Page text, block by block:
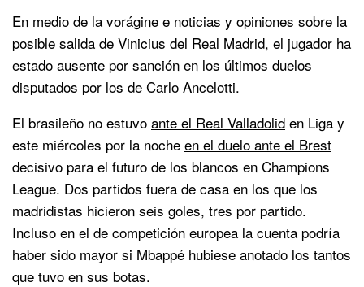
En medio de la vorágine e noticias y opiniones sobre la
posible salida de Vinicius del Real Madrid, el jugador ha
estado ausente por sanción en los últimos duelos
disputados por los de Carlo Ancelotti.
El brasileño no estuvo ante el Real Valladolid en Liga y
este miércoles por la noche en el duelo ante el Brest
decisivo para el futuro de los blancos en Champions
League. Dos partidos fuera de casa en los que los
madridistas hicieron seis goles, tres por partido.
Incluso en el de competición europea la cuenta podría
haber sido mayor si Mbappé hubiese anotado los tantos
que tuvo en sus botas.